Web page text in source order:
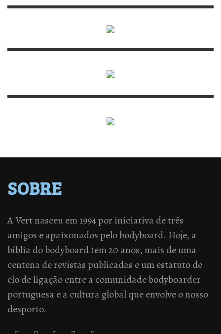
SOBRE
A Vert nasceu em 1994 por iniciativa de três
amigos e apaixonados pelo bodyboard. Hoje, a
bíblia do bodyboard tem 20 anos, mais de uma
centena de revistas publicadas e um estatuto de
elo de ligação entre a comunidade bodyboarder
portuguesa e a cultura global que envolve o nosso
desporto.